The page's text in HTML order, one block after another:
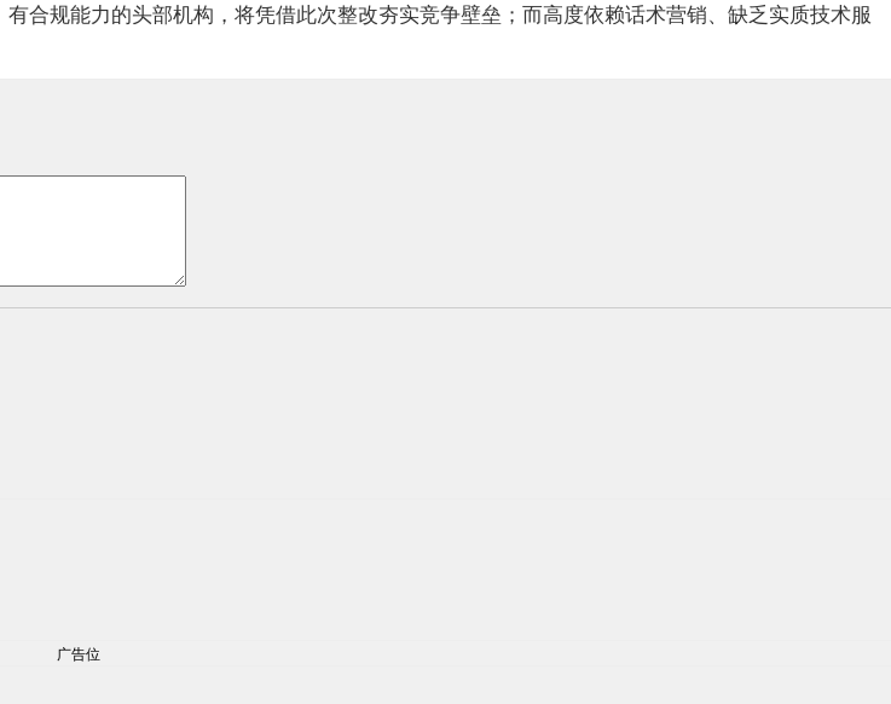
合规能力的头部机构，将凭借此次整改夯实竞争壁垒；而高度依赖话术营销、缺乏实质技术服
广告位